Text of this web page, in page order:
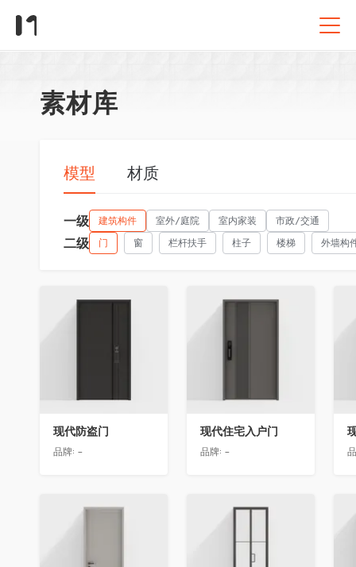
素材库
模型 材质
一级 建筑构件 室外/庭院 室内家装 市政/交通
二级 门 窗 栏杆扶手 柱子 楼梯 外墙构
收藏
现代防盗门
品牌: -
收藏
现代住宅入户门
品牌: -
收藏 收藏